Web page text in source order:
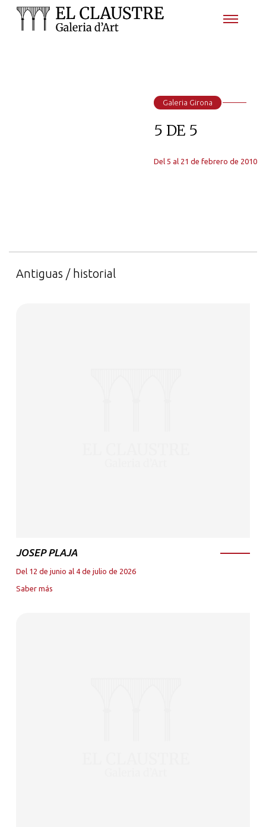
Galeria Girona
5 DE 5
Del 5 al 21 de febrero de 2010
Antiguas / historial
JOSEP PLAJA
Del 12 de junio al 4 de julio de 2026
Saber más